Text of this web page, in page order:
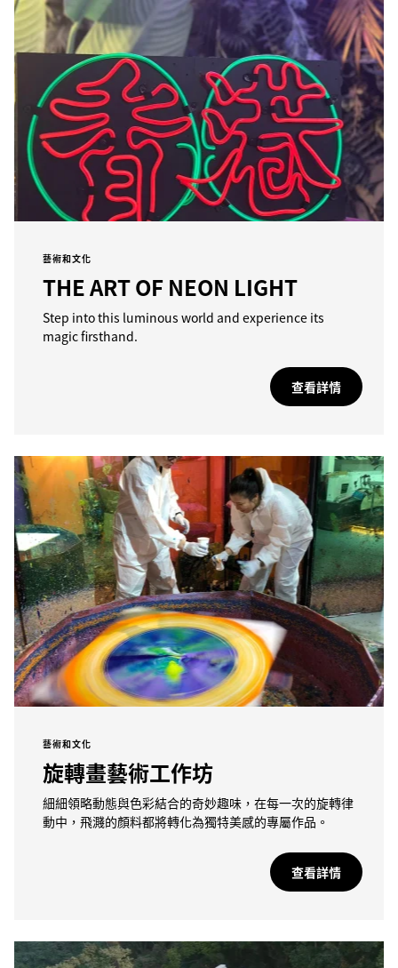
藝術和文化
THE ART OF NEON LIGHT
Step into this luminous world and experience its
magic firsthand.
查看詳情
藝術和文化
旋轉畫藝術工作坊
細細領略動態與色彩結合的奇妙趣味，在每一次的旋轉律
動中，飛濺的顏料都將轉化為獨特美感的專屬作品。
查看詳情